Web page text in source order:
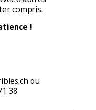
compris.
!
ou
38